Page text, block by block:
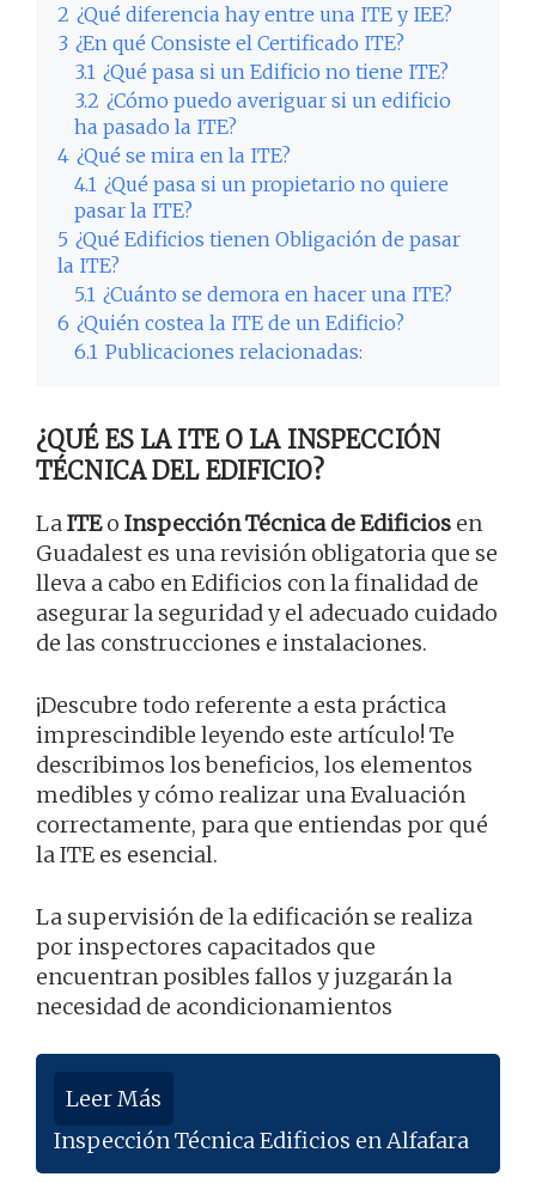
2 ¿Qué diferencia hay entre una ITE y IEE?
3 ¿En qué Consiste el Certificado ITE?
3.1 ¿Qué pasa si un Edificio no tiene ITE?
3.2 ¿Cómo puedo averiguar si un edificio
ha pasado la ITE?
4 ¿Qué se mira en la ITE?
4.1 ¿Qué pasa si un propietario no quiere
pasar la ITE?
5 ¿Qué Edificios tienen Obligación de pasar
la ITE?
5.1 ¿Cuánto se demora en hacer una ITE?
6 ¿Quién costea la ITE de un Edificio?
6.1 Publicaciones relacionadas:
¿QUÉ ES LA ITE O LA INSPECCIÓN
TÉCNICA DEL EDIFICIO?
LaITEo Inspección Técnica de Edificios en
Guadalest es una revisión obligatoria que se
lleva a cabo en Edificios con la finalidad de
asegurar la seguridad y el adecuado cuidado
de las construcciones e instalaciones.
¡Descubre todo referente a esta práctica
imprescindible leyendo este artículo! Te
describimos los beneficios, los elementos
medibles y cómo realizar una Evaluación
correctamente, para que entiendas por qué
la ITE es esencial.
La supervisión de la edificación se realiza
por inspectores capacitados que
encuentran posibles fallos y juzgarán la
necesidad de acondicionamientos
Leer Más
Inspección Técnica Edificios en Alfafara